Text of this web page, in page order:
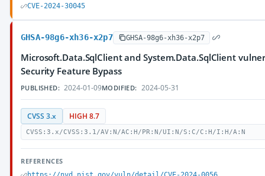
CVE-2024-30045
GHSA-98g6-xh36-x2p7 GHSA-98g6-xh36-x2p7
Microsoft.Data.SqlClient and System.Data.SqlClient
Security Feature Bypass
PUBLISHED: 2024-01-09MODIFIED: 2024-05-31
CVSS 3.x HIGH 8.7
CVSS:3.x/CVSS:3.1/AV:N/AC:H/PR:N/UI:N/S:C/C:H/I:H/A:N
REFERENCES